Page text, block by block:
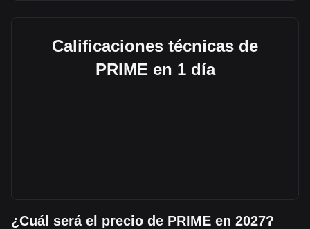
Calificaciones técnicas de
PRIME en 1 día
¿Cuál será el precio de PRIME en 2027?